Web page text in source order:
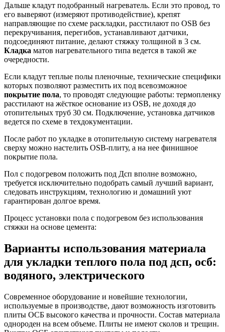
Дальше кладут подобранный нагреватель. Если это провод, то
его выверяют (измеряют противодействие), крепят
направляющие по схеме раскладки, расстилают по OSB без
перекручивания, перегибов, устанавливают датчики,
подсоединяют питание, делают стяжку толщиной в 3 см.
Кладка матов нагревательного типа ведется в такой же
очередности.
Если кладут теплые полы пленочные, технические специфики
которых позволяют разместить их под всевозможное
покрытие пола, то проводят следующие работы: термопленку
расстилают на жёсткое основание из OSB, не доходя до
отопительных труб 30 см. Подключение, установка датчиков
ведется по схеме в техдокументации.
После работ по укладке в отопительную систему нагревателя
сверху можно настелить OSB-плиту, а на нее финишное
покрытие пола.
Пол с подогревом положить под Дсп вполне возможно,
требуется исключительно подобрать самый лучший вариант,
следовать инструкциям, технологию и домашний уют
гарантирован долгое время.
Процесс установки пола с подогревом без использования
стяжки на основе цемента:
Варианты использования материала
для укладки теплого пола под дсп, осб:
водяного, электрического
Современное оборудование и новейшие технологии,
используемые в производстве, дают возможность изготовить
плиты ОСБ высокого качества и прочности. Состав материала
однороден на всем объеме. Плиты не имеют сколов и трещин.